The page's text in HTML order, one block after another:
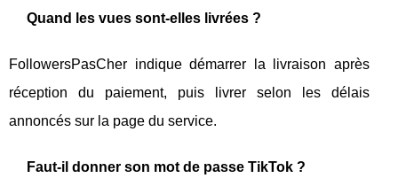
Quand les vues sont-elles livrées ?
FollowersPasCher indique démarrer la livraison après
réception du paiement, puis livrer selon les délais
annoncés sur la page du service.
Faut-il donner son mot de passe TikTok ?